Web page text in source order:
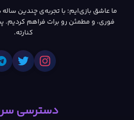
ما عاشق بازی‌ایم؛ با تجربه‌ی چندین
فوری، و مطمئن رو برات فراهم کردیم.
کنارته.
دسترسی